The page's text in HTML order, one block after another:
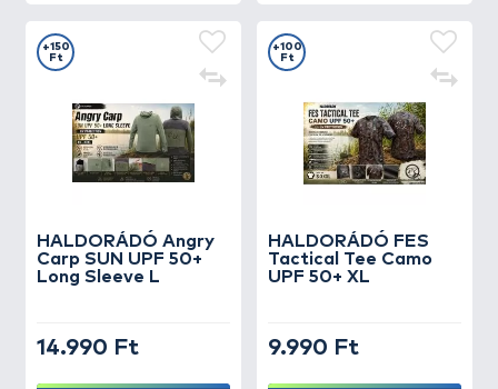
HALDORÁDÓ Angry
Carp SUN UPF 50+
Long Sleeve L
+150
Ft
14.990 Ft
HALDORÁDÓ FES
Tactical Tee Camo
UPF 50+ XL
+100
Ft
9.990 Ft